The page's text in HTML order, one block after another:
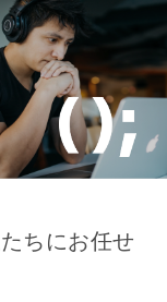
ちにお任せ